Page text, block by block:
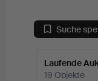
Suche
Laufende
19 Objekte